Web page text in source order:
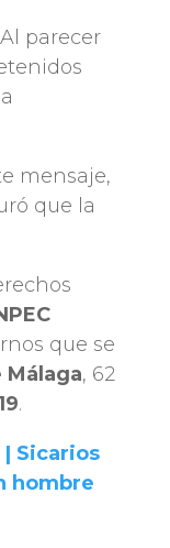
Al parecer
mensaje,
que la
que se
Málaga, 62
.
Sicarios
hombre